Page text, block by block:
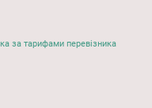
за тарифами перевізника